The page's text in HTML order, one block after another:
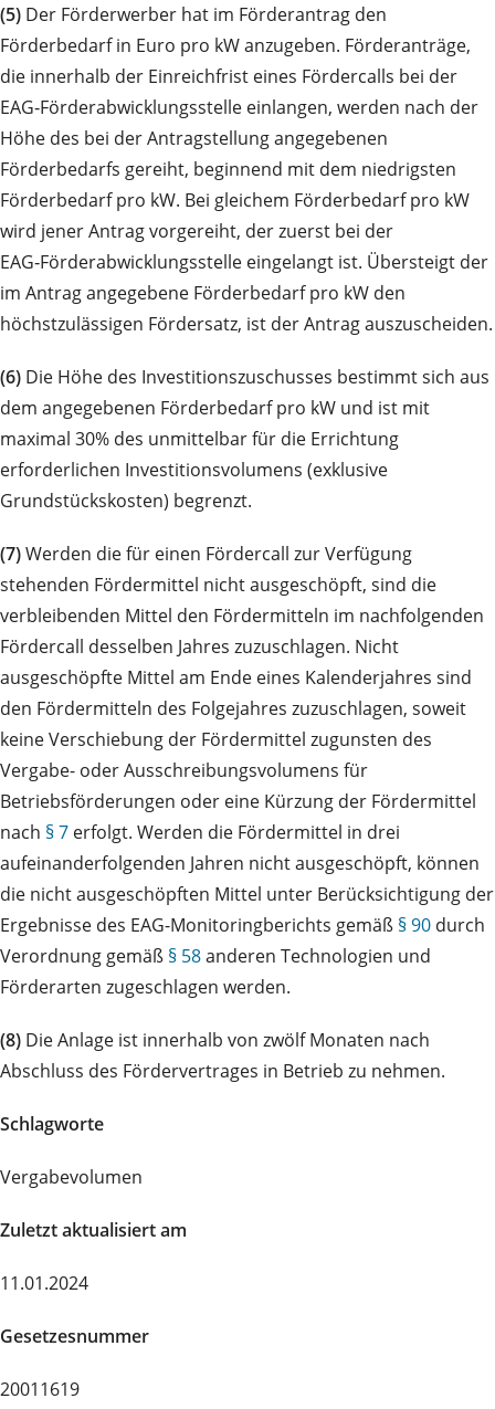
(5) Der Förderwerber hat im Förderantrag den
Förderbedarf in Euro pro kW anzugeben. Förderanträge,
die innerhalb der Einreichfrist eines Fördercalls bei der
EAG‑Förderabwicklungsstelle einlangen, werden nach der
Höhe des bei der Antragstellung angegebenen
Förderbedarfs gereiht, beginnend mit dem niedrigsten
Förderbedarf pro kW. Bei gleichem Förderbedarf pro kW
wird jener Antrag vorgereiht, der zuerst bei der
EAG‑Förderabwicklungsstelle eingelangt ist. Übersteigt der
im Antrag angegebene Förderbedarf pro kW den
höchstzulässigen Fördersatz, ist der Antrag auszuscheiden.
(6) Die Höhe des Investitionszuschusses bestimmt sich aus
dem angegebenen Förderbedarf pro kW und ist mit
maximal 30% des unmittelbar für die Errichtung
erforderlichen Investitionsvolumens (exklusive
Grundstückskosten) begrenzt.
(7)Werden die für einen Fördercall zur Verfügung
stehenden Fördermittel nicht ausgeschöpft, sind die
verbleibenden Mittel den Fördermitteln im nachfolgenden
Fördercall desselben Jahres zuzuschlagen. Nicht
ausgeschöpfte Mittel am Ende eines Kalenderjahres sind
den Fördermitteln des Folgejahres zuzuschlagen, soweit
keine Verschiebung der Fördermittel zugunsten des
Vergabe- oder Ausschreibungsvolumens für
Betriebsförderungen oder eine Kürzung der Fördermittel
nach § 7 erfolgt. Werden die Fördermittel in drei
aufeinanderfolgenden Jahren nicht ausgeschöpft, können
die nicht ausgeschöpften Mittel unter Berücksichtigung der
Ergebnisse des EAG-Monitoringberichts gemäß § 90 durch
Verordnung gemäß § 58anderen Technologien und
Förderarten zugeschlagen werden.
(8) Die Anlage ist innerhalb von zwölf Monaten nach
Abschluss des Fördervertrages in Betrieb zu nehmen.
Schlagworte
Vergabevolumen
Zuletzt aktualisiert am
11.01.2024
Gesetzesnummer
20011619